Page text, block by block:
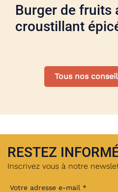
Burger de fruits
croustillant
Tous nos
RESTEZ
Inscrivez vous à notre
Votre adresse e-mail *